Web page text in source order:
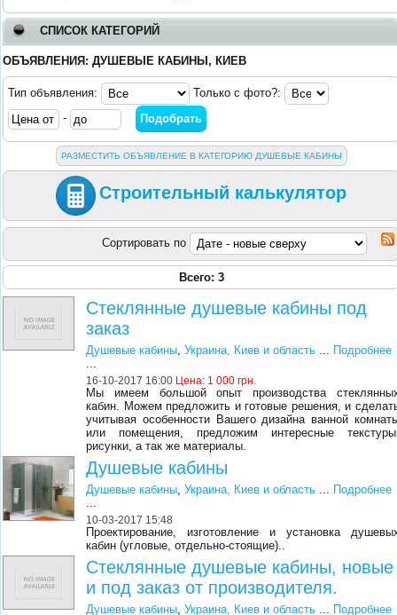
СПИСОК КАТЕГОРИЙ
ОБЪЯВЛЕНИЯ: ДУШЕВЫЕ КАБИНЫ, КИЕВ
Тип объявления:
Только с фото?:
-
РАЗМЕСТИТЬ ОБЪЯВЛЕНИЕ В КАТЕГОРИЮ ДУШЕВЫЕ КАБИНЫ
Строительный калькулятор
Сортировать по
Всего: 3
Стеклянные душевые кабины под
заказ
Душевые кабины,Украина, Киев и область ... Подробнее
...
16-10-2017 16:00 Цена: 1 000 грн.
Мы имеем большой опыт производства
кабин. Можем предложить и готовые решения, и
учитывая особенности Вашего дизайна ванной
или помещения, предложим интересные
рисунки, а так же материалы.
Душевые кабины
Душевые кабины,Украина, Киев и область ... Подробнее
...
10-03-2017 15:48
Проектирование, изготовление и установка
кабин (угловые, отдельно-стоящие)..
Стеклянные душевые кабины, новые
и под заказ от производителя.
Душевые кабины,Украина, Киев и область ... Подробнее